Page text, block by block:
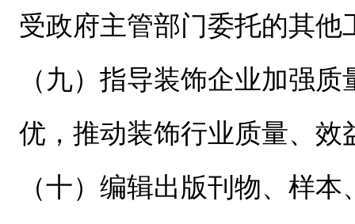
受政府主管部门委托的其他
（九）指导装饰企业加强
优，推动装饰行业质量、效
（十）编辑出版刊物、样